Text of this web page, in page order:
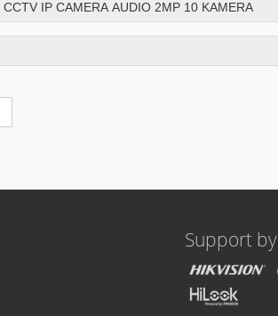
Support by